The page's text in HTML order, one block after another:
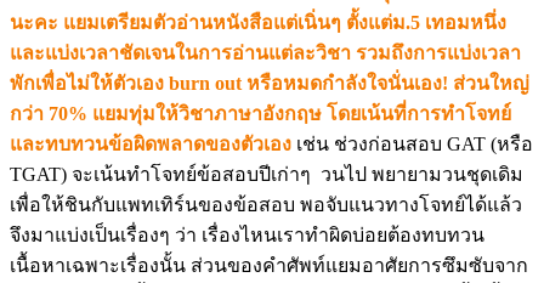
นะคะ แยมเตรียมตัวอ่านหนังสือแต่เนิ่นๆ ตั้งแต่ม.5 เทอมหนึ่ง
และแบ่งเวลาชัดเจนในการอ่านแต่ละวิชา รวมถึงการแบ่งเวลา
พักเพื่อไม่ให้ตัวเอง burn out หรือหมดกำลังใจนั่นเอง! ส่วนใหญ่
กว่า 70% แยมทุ่มให้วิชาภาษาอังกฤษ โดยเน้นที่การทำโจทย์
และทบทวนข้อผิดพลาดของตัวเอง เช่น ช่วงก่อนสอบ GAT (หรือ
TGAT) จะเน้นทำโจทย์ข้อสอบปีเก่าๆ วนไป พยายามวนชุดเดิม
เพื่อให้ชินกับแพทเทิร์นของข้อสอบ พอจับแนวทางโจทย์ได้แล้ว
จึงมาแบ่งเป็นเรื่องๆ ว่า เรื่องไหนเราทำผิดบ่อยต้องทบทวน
เนื้อหาเฉพาะเรื่องนั้น ส่วนของคำศัพท์แยมอาศัยการซึมซับจาก